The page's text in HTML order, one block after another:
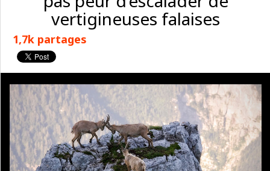
vertigineuses falaises
1,7k partages